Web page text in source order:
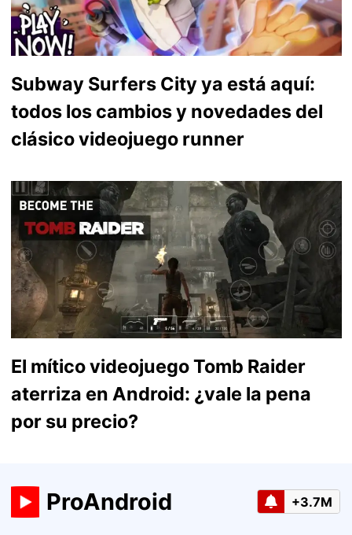
Subway Surfers City ya está aquí:
todos los cambios y novedades del
clásico videojuego runner
El mítico videojuego Tomb Raider
aterriza en Android: ¿vale la pena
por su precio?
ProAndroid +3.7M